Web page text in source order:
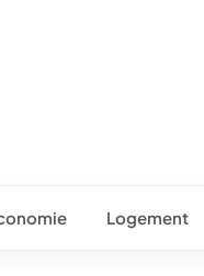
Logement